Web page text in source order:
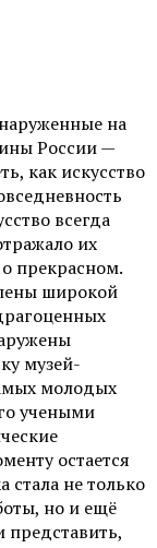
на
России —
как искусство
всегда
их
прекрасном.
широкой
музей-
молодых
учеными
остается
стала не только
но и ещё
представить,